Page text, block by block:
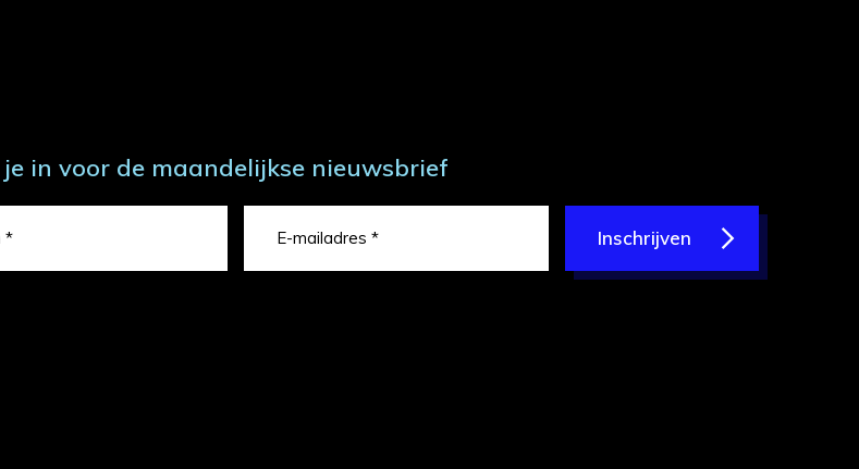
in voor de maandelijkse nieuwsbrief
Inschrijven